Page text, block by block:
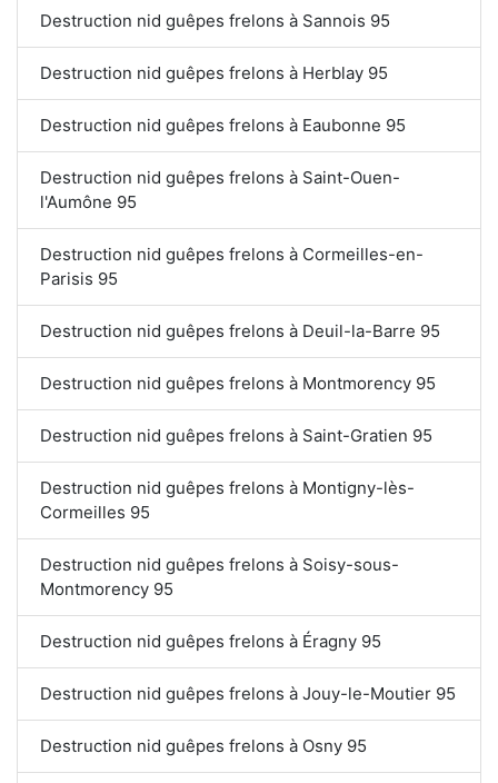
Destruction nid guêpes frelons à Sannois 95
Destruction nid guêpes frelons à Herblay 95
Destruction nid guêpes frelons à Eaubonne 95
Destruction nid guêpes frelons à Saint-Ouen-
l'Aumône 95
Destruction nid guêpes frelons à Cormeilles-en-
Parisis 95
Destruction nid guêpes frelons à Deuil-la-Barre 95
Destruction nid guêpes frelons à Montmorency 95
Destruction nid guêpes frelons à Saint-Gratien 95
Destruction nid guêpes frelons à Montigny-lès-
Cormeilles 95
Destruction nid guêpes frelons à Soisy-sous-
Montmorency 95
Destruction nid guêpes frelons à Éragny 95
Destruction nid guêpes frelons à Jouy-le-Moutier 95
Destruction nid guêpes frelons à Osny 95